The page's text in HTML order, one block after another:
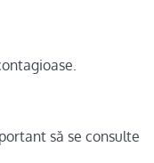
să se consulte